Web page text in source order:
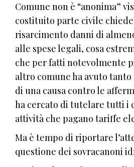
Comune non è “anonima”
costituito parte civile
risarcimento danni di
alle spese legali, cosa
che per fatti notevolmente
altro comune ha avuto
di una causa contro le
ha cercato di tutelare tutti i
attività che pagano tariffe
Ma è tempo di riportare
questione dei sovracanoni